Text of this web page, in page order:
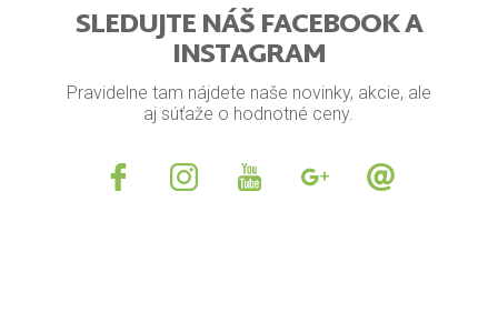
SLEDUJTE NÁŠ FACEBOOK A
INSTAGRAM
Pravidelne tam nájdete naše novinky, akcie, ale
aj súťaže o hodnotné ceny.